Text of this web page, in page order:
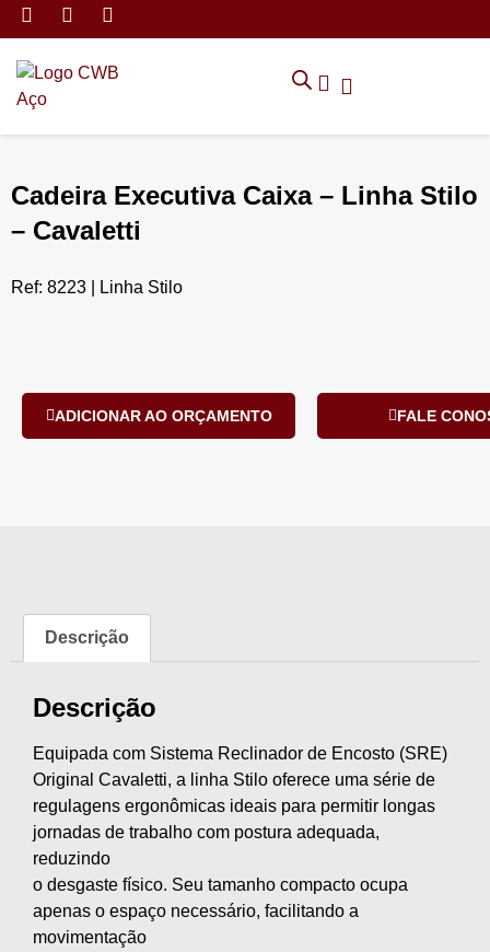
Cadeira Executiva Caixa – Linha Stilo
– Cavaletti
Ref: 8223 | Linha Stilo
ADICIONAR AO ORÇAMENTO FALE
Descrição
Descrição
Equipada com Sistema Reclinador de Encosto (SRE)
Original Cavaletti, a linha Stilo oferece uma série de
regulagens ergonômicas ideais para permitir longas
jornadas de trabalho com postura adequada,
reduzindo
o desgaste físico. Seu tamanho compacto ocupa
apenas o espaço necessário, facilitando a
movimentação